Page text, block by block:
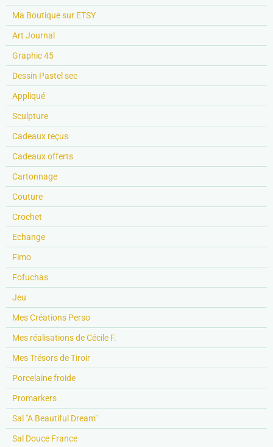
Ma Boutique sur ETSY
Art Journal
Graphic 45
Dessin Pastel sec
Appliqué
Sculpture
Cadeaux reçus
Cadeaux offerts
Cartonnage
Couture
Crochet
Echange
Fimo
Fofuchas
Jeu
Mes Créations Perso
Mes réalisations de Cécile F.
Mes Trésors de Tiroir
Porcelaine froide
Promarkers
Sal "A Beautiful Dream"
Sal Douce France